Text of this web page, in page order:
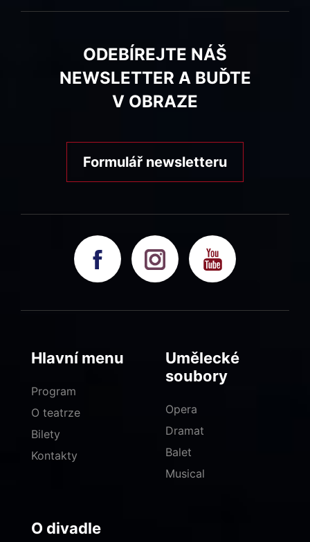
ODEBÍREJTE NÁŠ
NEWSLETTER A BUĎTE
V OBRAZE
Formulář newsletteru
Hlavní menu
Program
O teatrze
Bilety
Kontakty
Umělecké
soubory
Opera
Dramat
Balet
Musical
O divadle